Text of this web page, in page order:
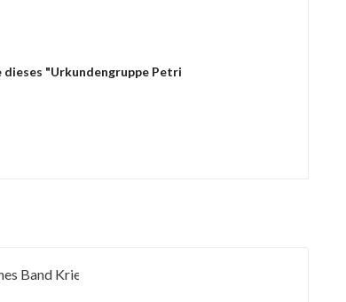
dieses "Urkundengruppe Petri